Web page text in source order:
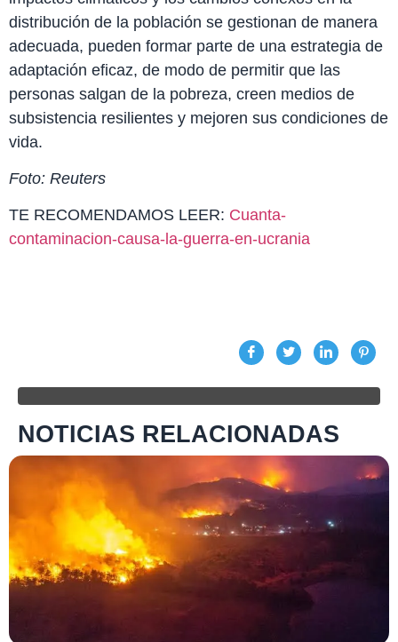
distribución de la población se gestionan de manera
adecuada, pueden formar parte de una estrategia de
adaptación eficaz, de modo de permitir que las
personas salgan de la pobreza, creen medios de
subsistencia resilientes y mejoren sus condiciones de
vida.
Foto: Reuters
TE RECOMENDAMOS LEER: Cuanta-
contaminacion-causa-la-guerra-en-ucrania
NOTICIAS RELACIONADAS